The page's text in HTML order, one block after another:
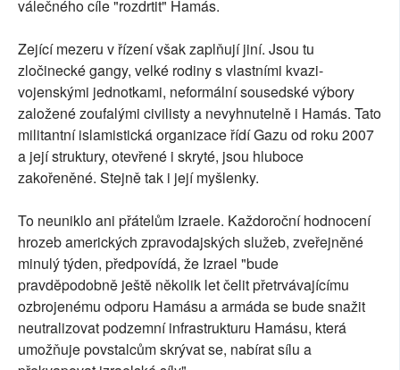
válečného cíle "rozdrtit" Hamás.
Zející mezeru v řízení však zaplňují jiní. Jsou tu
zločinecké gangy, velké rodiny s vlastními kvazi-
vojenskými jednotkami, neformální sousedské výbory
založené zoufalými civilisty a nevyhnutelně i Hamás. Tato
militantní islamistická organizace řídí Gazu od roku 2007
a její struktury, otevřené i skryté, jsou hluboce
zakořeněné. Stejně tak i její myšlenky.
To neuniklo ani přátelům Izraele. Každoroční hodnocení
hrozeb amerických zpravodajských služeb, zveřejněné
minulý týden, předpovídá, že Izrael "bude
pravděpodobně ještě několik let čelit přetrvávajícímu
ozbrojenému odporu Hamásu a armáda se bude snažit
neutralizovat podzemní infrastrukturu Hamásu, která
umožňuje povstalcům skrývat se, nabírat sílu a